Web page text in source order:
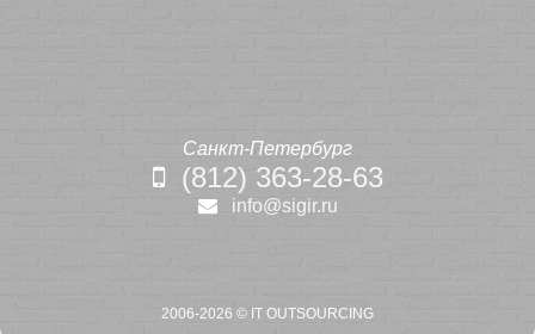
Санкт-Петербург
(812) 363-28-63
info@sigir.ru
2006-2026 © IT OUTSOURCING